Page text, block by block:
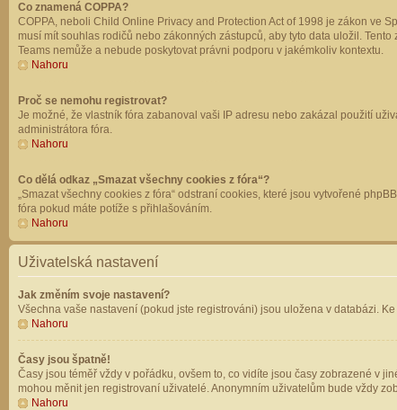
Co znamená COPPA?
COPPA, neboli Child Online Privacy and Protection Act of 1998 je zákon ve
musí mít souhlas rodičů nebo zákonných zástupců, aby tyto data uložil.
Teams nemůže a nebude poskytovat právni podporu v jakémkoliv kontextu.
Nahoru
Proč se nemohu registrovat?
Je možné, že vlastník fóra zabanoval vaši IP adresu nebo zakázal použití
administrátora fóra.
Nahoru
Co dělá odkaz „Smazat všechny cookies z fóra“?
„Smazat všechny cookies z fóra“ odstraní cookies, které jsou vytvořené
fóra pokud máte potíže s přihlašováním.
Nahoru
Uživatelská nastavení
Jak změním svoje nastavení?
Všechna vaše nastavení (pokud jste registrováni) jsou uložena v databázi.
Nahoru
Časy jsou špatně!
Časy jsou téměř vždy v pořádku, ovšem to, co vidíte jsou časy zobrazené v
mohou měnit jen registrovaní uživatelé. Anonymním uživatelům bude vždy
Nahoru